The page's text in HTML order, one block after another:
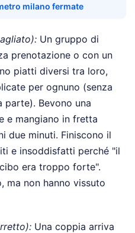
milano fermate
Un gruppo di
prenotazione o con un
piatti diversi tra loro,
per ognuno (senza
parte). Bevono una
e mangiano in fretta
due minuti. Finiscono il
e insoddisfatti perché "il
era troppo forte".
ma non hanno vissuto
Una coppia arriva